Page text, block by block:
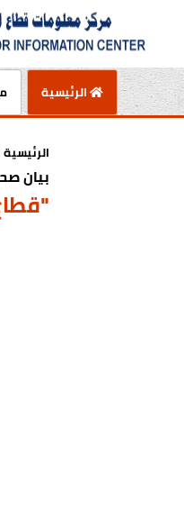
الرئيسية
(current)
الرئيسية
بيان صحفى